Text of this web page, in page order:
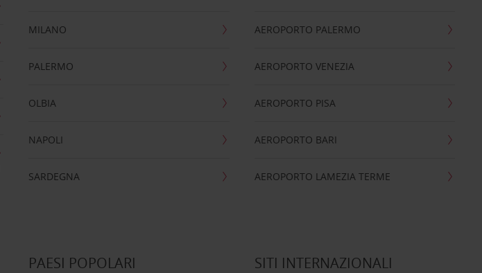
MILANO
PALERMO
OLBIA
NAPOLI
SARDEGNA
AEROPORTO PALERMO
AEROPORTO VENEZIA
AEROPORTO PISA
AEROPORTO BARI
AEROPORTO LAMEZIA TERME
PAESI POPOLARI SITI INTERNAZIONALI